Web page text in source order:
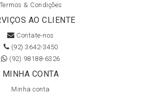
Termos & Condições
AO CLIENTE
Contate-nos
(92) 3642-3450
(92) 98188-6326
MINHA CONTA
Minha conta